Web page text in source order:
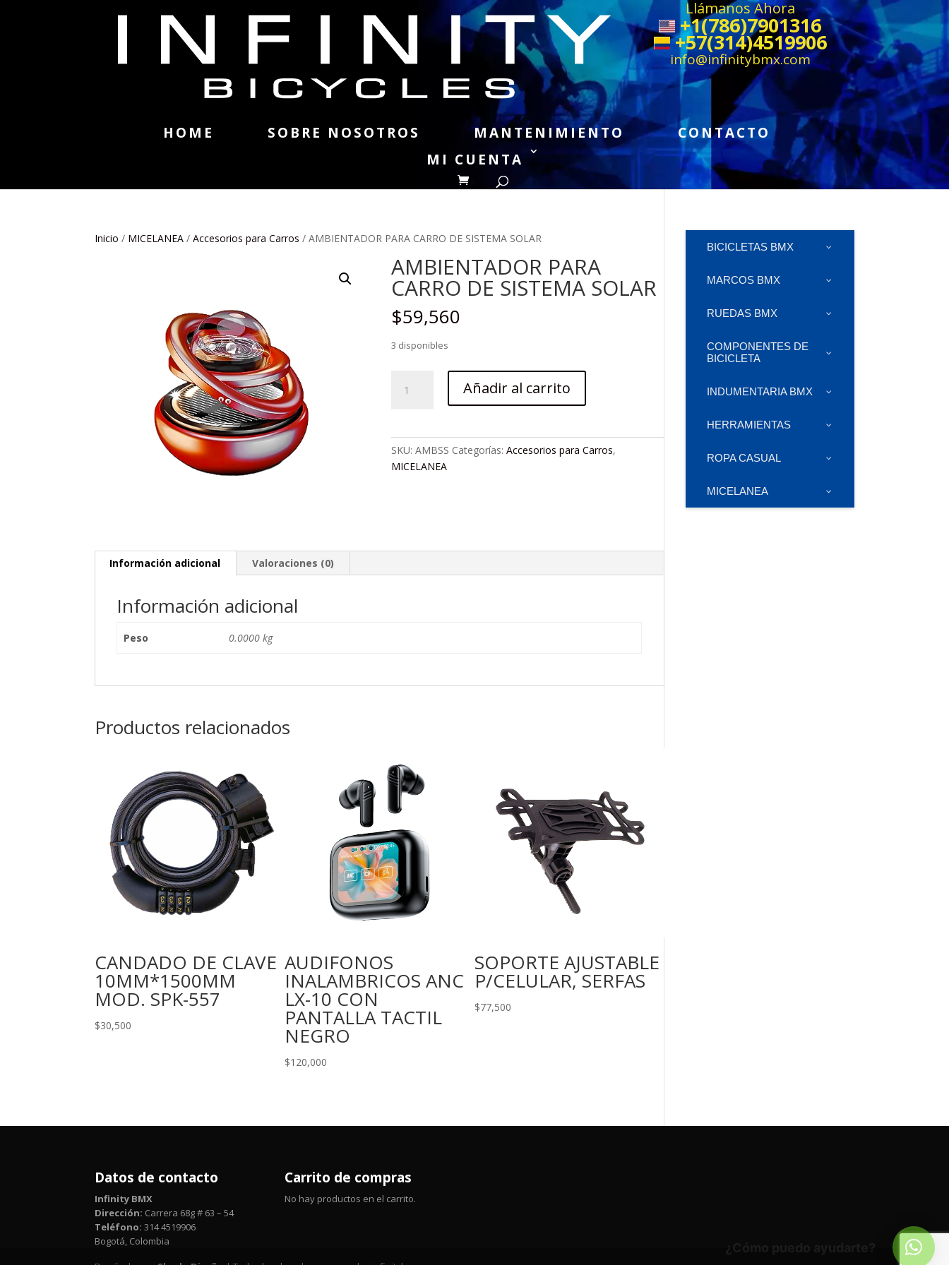
Llámanos Ahora
+1(786)7901316
+57(314)4519906
info@infinitybmx.com
HOME SOBRE NOSOTROS MANTENIMIENTO
CONTACTO
MI CUENTA
Inicio / MICELANEA /Accesorios para Carros / AMBIENTADOR PARA CARRO DE SISTEMA SOLAR
AMBIENTADOR PARA
CARRO DE SISTEMA SOLAR
$59,560
3 disponibles
PARA
Añadir al carrito
SKU: AMBSS Categorías: Accesorios para Carros,
MICELANEA
Información adicional Valoraciones (0)
Información adicional
Peso 0.0000 kg
Productos relacionados
CANDADO DE CLAVE
10MM*1500MM
MOD. SPK-557
$30,500
AUDIFONOS
INALAMBRICOS ANC
LX-10 CON
PANTALLA TACTIL
NEGRO
$120,000
SOPORTE AJUSTABLE
P/CELULAR, SERFAS
$77,500
BICICLETAS BMX
MARCOS BMX
RUEDAS BMX
COMPONENTES DE
BICICLETA
INDUMENTARIA BMX
HERRAMIENTAS
ROPA CASUAL
MICELANEA
Datos de contacto
Infinity BMX
Dirección: Carrera 68g # 63 – 54
Teléfono: 314 4519906
Bogotá, Colombia
Carrito de compras
No hay productos en el carrito.